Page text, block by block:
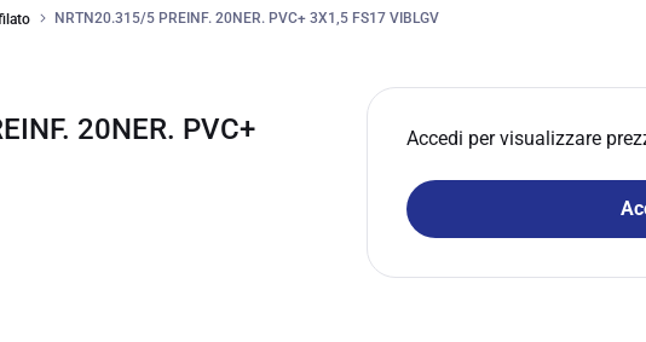
NRTN20.315/5 PREINF. 20NER. PVC+ 3X1,5 FS17 VIBLGV
20NER. PVC+
Accedi per visualizzare